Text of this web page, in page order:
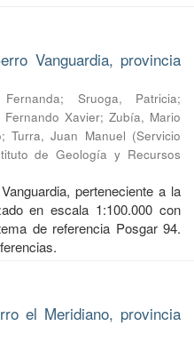
Vanguardia, provincia
; Sruoga, Patricia;
Fernando Xavier;Zubía, Mario
; Turra, Juan Manuel (Servicio
de Geología y Recursos
perteneciente a la
en escala 1:100.000 con
de referencia Posgar 94.
el Meridiano, provincia